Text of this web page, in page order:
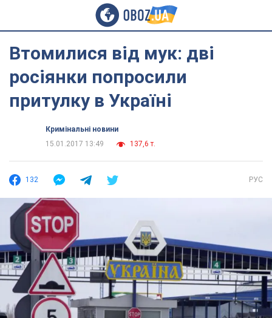
Втомилися від мук: дві
росіянки попросили
притулку в Україні
Кримінальні новини
15.01.2017 13:49
137,6 т.
132 РУС